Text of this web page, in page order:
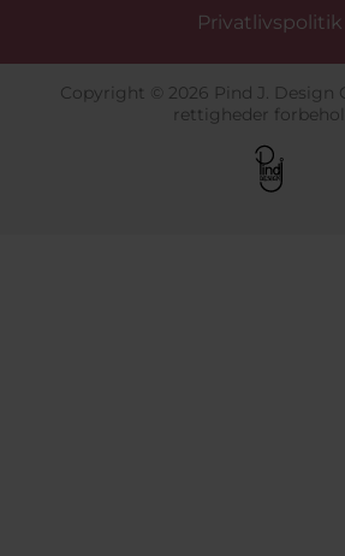
Privatlivspolitik
Copyright © 2026 Pind J. Design
rettigheder